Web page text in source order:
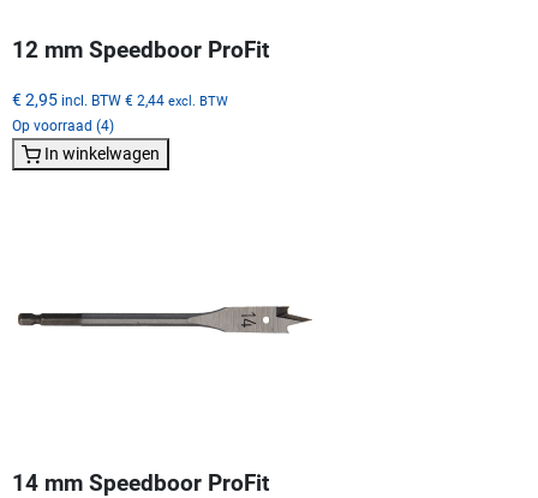
12 mm Speedboor ProFit
€ 2,95 incl. BTW € 2,44 excl. BTW
Op voorraad (4)
In winkelwagen
14 mm Speedboor ProFit